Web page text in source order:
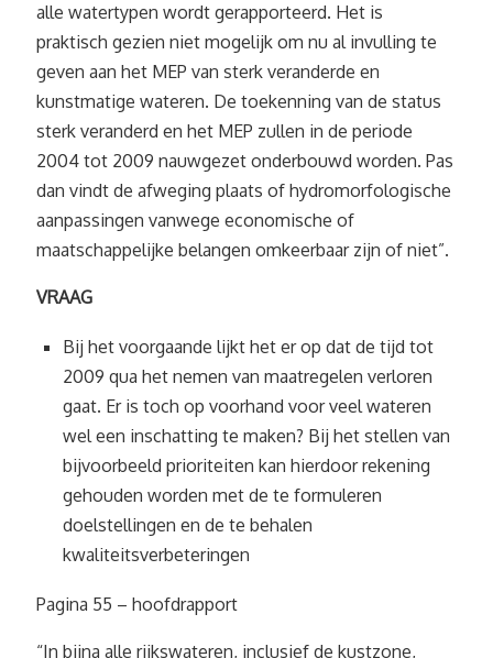
alle watertypen wordt gerapporteerd. Het is
praktisch gezien niet mogelijk om nu al invulling te
geven aan het MEP van sterk veranderde en
kunstmatige wateren. De toekenning van de status
sterk veranderd en het MEP zullen in de periode
2004 tot 2009 nauwgezet onderbouwd worden. Pas
dan vindt de afweging plaats of hydromorfologische
aanpassingen vanwege economische of
maatschappelijke belangen omkeerbaar zijn of niet”.
VRAAG
Bij het voorgaande lijkt het er op dat de tijd tot
2009 qua het nemen van maatregelen verloren
gaat. Er is toch op voorhand voor veel wateren
wel een inschatting te maken? Bij het stellen van
bijvoorbeeld prioriteiten kan hierdoor rekening
gehouden worden met de te formuleren
doelstellingen en de te behalen
kwaliteitsverbeteringen
Pagina 55 – hoofdrapport
“In bijna alle rijkswateren, inclusief de kustzone,